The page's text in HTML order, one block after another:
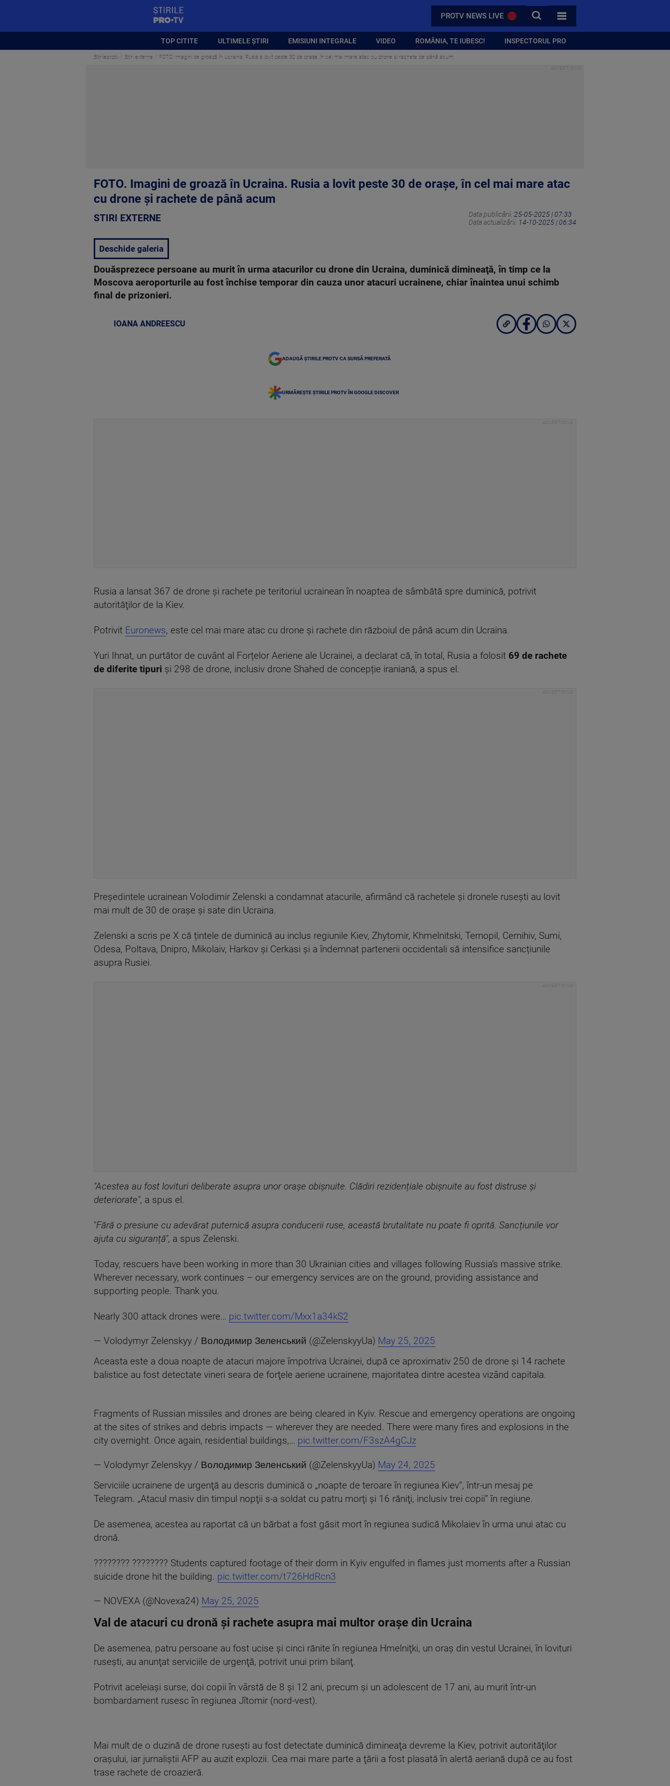
PROTV NEWS LIVE CAUTA
TOATE CATEGORIILE
TOP CITITE ULTIMELE ȘTIRI EMISIUNI INTEGRALE VIDEO ROMÂNIA, TE IUBESC! INSPECTORUL PRO
Stirileprotv Stiri externe FOTO. Imagini de groază în Ucraina. Rusia a lovit peste 30 de orașe, în cel mai mare atac cu drone și rachete de până acum
FOTO. Imagini de groază în Ucraina. Rusia a lovit peste 30 de orașe, în cel mai mare atac
cu drone și rachete de până acum
STIRI EXTERNE Data publicării: 25-05-2025 | 07:33
Data actualizării: 14-10-2025 | 06:34
Deschide galeria
Douăsprezece persoane au murit în urma atacurilor cu drone din Ucraina, duminică dimineaţă, în timp ce la
Moscova aeroporturile au fost închise temporar din cauza unor atacuri ucrainene, chiar înaintea unui schimb
final de prizonieri.
IOANA ANDREESCU
ADAUGĂ ȘTIRILE PROTV CA SURSĂ PREFERATĂ
URMĂREȘTE ȘTIRILE PROTV ÎN GOOGLE DISCOVER
Rusia a lansat 367 de drone şi rachete pe teritoriul ucrainean în noaptea de sâmbătă spre duminică, potrivit
autorităţilor de la Kiev.
Potrivit Euronews, este cel mai mare atac cu drone și rachete din războiul de până acum din Ucraina.
Yuri Ihnat, un purtător de cuvânt al Forțelor Aeriene ale Ucrainei, a declarat că, în total, Rusia a folosit 69 de rachete
de diferite tipuri și 298 de drone, inclusiv drone Shahed de concepție iraniană, a spus el.
Președintele ucrainean Volodimir Zelenski a condamnat atacurile, afirmând că rachetele și dronele rusești au lovit
mai mult de 30 de orașe și sate din Ucraina.
Zelenski a scris pe X că țintele de duminică au inclus regiunile Kiev, Zhytomir, Khmelnitski, Ternopil, Cernihiv, Sumi,
Odesa, Poltava, Dnipro, Mikolaiv, Harkov și Cerkasi și a îndemnat partenerii occidentali să intensifice sancțiunile
asupra Rusiei.
"Acestea au fost lovituri deliberate asupra unor orașe obișnuite. Clădiri rezidențiale obișnuite au fost distruse și
deteriorate", a spus el.
"Fără o presiune cu adevărat puternică asupra conducerii ruse, această brutalitate nu poate fi oprită. Sancțiunile vor
ajuta cu siguranță", a spus Zelenski.
Today, rescuers have been working in more than 30 Ukrainian cities and villages following Russia’s massive strike.
Wherever necessary, work continues – our emergency services are on the ground, providing assistance and
supporting people. Thank you.
Nearly 300 attack drones were… pic.twitter.com/Mxx1a34kS2
— Volodymyr Zelenskyy / Володимир Зеленський (@ZelenskyyUa) May 25, 2025
Aceasta este a doua noapte de atacuri majore împotriva Ucrainei, după ce aproximativ 250 de drone şi 14 rachete
balistice au fost detectate vineri seara de forţele aeriene ucrainene, majoritatea dintre acestea vizând capitala.
Fragments of Russian missiles and drones are being cleared in Kyiv. Rescue and emergency operations are ongoing
at the sites of strikes and debris impacts — wherever they are needed. There were many fires and explosions in the
city overnight. Once again, residential buildings,… pic.twitter.com/F3szA4gCJz
— Volodymyr Zelenskyy / Володимир Зеленський (@ZelenskyyUa) May 24, 2025
Serviciile ucrainene de urgenţă au descris duminică o „noapte de teroare în regiunea Kiev”, într-un mesaj pe
Telegram. „Atacul masiv din timpul nopţii s-a soldat cu patru morţi şi 16 răniţi, inclusiv trei copii” în regiune.
De asemenea, acestea au raportat că un bărbat a fost găsit mort în regiunea sudică Mikolaiev în urma unui atac cu
dronă.
???????? ???????? Students captured footage of their dorm in Kyiv engulfed in flames just moments after a Russian
suicide drone hit the building. pic.twitter.com/t726HdRcn3
— NOVEXA (@Novexa24) May 25, 2025
Val de atacuri cu dronă și rachete asupra mai multor orașe din Ucraina
De asemenea, patru persoane au fost ucise şi cinci rănite în regiunea Hmelniţki, un oraş din vestul Ucrainei, în lovituri
ruseşti, au anunţat serviciile de urgenţă, potrivit unui prim bilanţ.
Potrivit aceleiaşi surse, doi copii în vârstă de 8 şi 12 ani, precum şi un adolescent de 17 ani, au murit într-un
bombardament rusesc în regiunea Jîtomir (nord-vest).
Mai mult de o duzină de drone ruseşti au fost detectate duminică dimineaţa devreme la Kiev, potrivit autorităţilor
oraşului, iar jurnaliştii AFP au auzit explozii. Cea mai mare parte a ţării a fost plasată în alertă aeriană după ce au fost
trase rachete de croazieră.